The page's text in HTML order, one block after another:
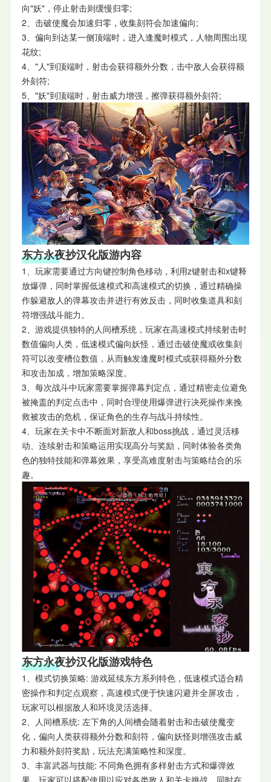
向"妖"，停止射击则缓慢归零;
2、击破使魔会加速归零，收集刻符会加速偏向;
3、偏向到达某一侧顶端时，进入逢魔时模式，人物周围出现
花纹;
4、"人"到顶端时，射击会获得额外分数，击中敌人会获得额
外刻符;
5、"妖"到顶端时，射击威力增强，擦弹获得额外刻符;
东方永夜抄汉化版游内容
1、玩家需要通过方向键控制角色移动，利用z键射击和x键释
放爆弹，同时掌握低速模式和高速模式的切换，通过精确操
作躲避敌人的弹幕攻击并进行有效反击，同时收集道具和刻
符增强战斗能力。
2、游戏提供独特的人间槽系统，玩家在高速模式持续射击时
数值偏向人类，低速模式偏向妖怪，通过击破使魔或收集刻
符可以改变槽位数值，从而触发逢魔时模式或获得额外分数
和攻击加成，增加策略深度。
3、每次战斗中玩家需要掌握弹幕判定点，通过精密走位避免
被掩盖的判定点击中，同时合理使用爆弹进行决死操作来挽
救被攻击的危机，保证角色的生存与战斗持续性。
4、玩家在关卡中不断面对新敌人和boss挑战，通过灵活移
动、连续射击和策略运用实现高分与奖励，同时体验各类角
色的独特技能和弹幕效果，享受高难度射击与策略结合的乐
趣。
东方永夜抄汉化版游戏特色
1、模式切换策略: 游戏延续东方系列特色，低速模式适合精
密操作和判定点观察，高速模式便于快速闪避并全屏攻击，
玩家可以根据敌人和环境灵活选择。
2、人间槽系统: 左下角的人间槽会随着射击和击破使魔变
化，偏向人类获得额外分数和刻符，偏向妖怪则增强攻击威
力和额外刻符奖励，玩法充满策略性和深度。
3、丰富武器与技能: 不同角色拥有多样射击方式和爆弹效
果，玩家可以搭配使用以应对各类敌人和关卡挑战，同时在